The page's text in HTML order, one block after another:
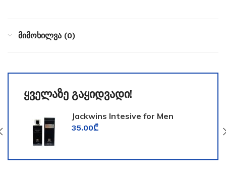
მიმოხილვა (0)
ყველაზე გაყიდვადი!
Jackwins Intesive for Men
35.00₾